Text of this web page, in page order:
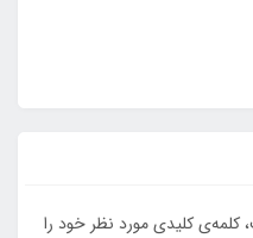
کلیدی مورد نظر خود را